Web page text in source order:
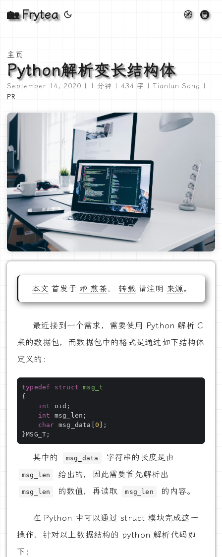
🏡 Frytea 🧭 🚇
主页
Python解析变长结构体
September 14, 2020 | 1 分钟 | 434 字 | Tianlun Song |
PR
本文 首发于 🌱 煎茶，转载请注明 来源。
最近接到一个需求，需要使用 Python 解析 C
来的数据包，而数据包中的格式是通过如下结构体
定义的：
typedef struct
msg_t
{
int
int
char msg_data[ 0
其中的 msg_data 字符串的长度是由
msg_len 给出的，因此需要首先解析出
msg_len 的数值，再读取 msg_len 的内容。
在 Python 中可以通过 struct 模块完成这一
操作，针对以上数据结构的 python 解析代码如
下：